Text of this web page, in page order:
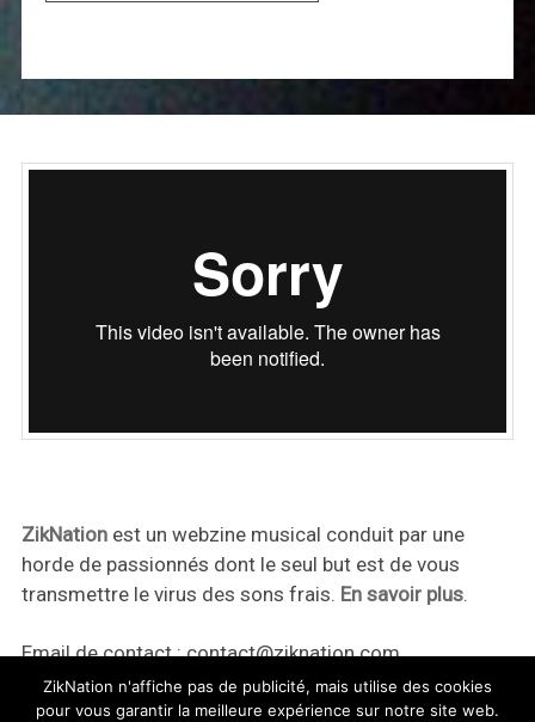
ZikNationest un webzine musical conduit par une
horde de passionnés dont le seul but est de vous
transmettre le virus des sons frais. En savoir plus.
Email de contact :contact@ziknation.com
ZikNation n'affiche pas de publicité, mais utilise des cookies
pour vous garantir la meilleure expérience sur notre site web.